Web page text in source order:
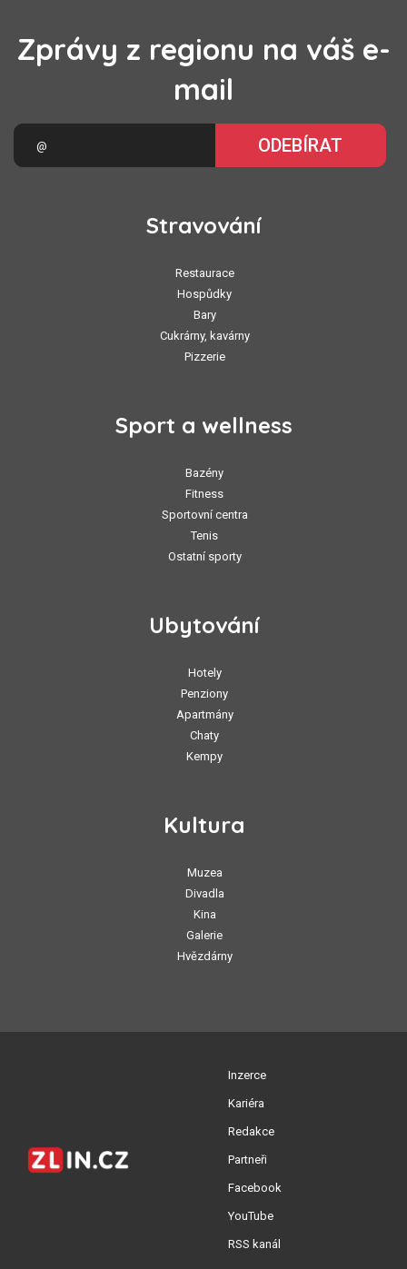
Zprávy z regionu na váš e-
mail
ODEBÍRAT
Stravování
Restaurace
Hospůdky
Bary
Cukrárny, kavárny
Pizzerie
Sport a wellness
Bazény
Fitness
Sportovní centra
Tenis
Ostatní sporty
Ubytování
Hotely
Penziony
Apartmány
Chaty
Kempy
Kultura
Muzea
Divadla
Kina
Galerie
Hvězdárny
Inzerce
Kariéra
Redakce
Partneři
Facebook
YouTube
RSS kanál